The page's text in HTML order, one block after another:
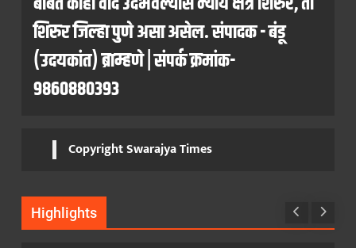
शिरुर जिल्हा पुणे असा असेल. संपादक - बंडू
(उदयकांत) ब्राम्हणे | संपर्क क्रमांक-
9860880393
Copyright Swarajya Times
Highlights